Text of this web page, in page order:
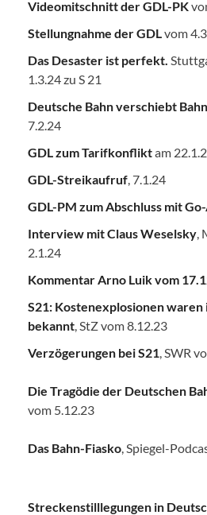
Videomitschnitt der GDL-PK
Stellungnahme der GDL vom
Das Desaster ist perfekt.
1.3.24 zu S 21
Deutsche Bahn verschiebt
7.2.24
GDL zum Tarifkonfliktam
GDL-Streikaufruf , 7.1.24
GDL-PM zum Abschluss mit
Interview mit Claus Weselsky
2.1.24
Kommentar Arno Luik vom
S21: Kostenexplosionen
bekannt , StZ vom 8.12.23
Verzögerungen bei S21 , SWR
Die Tragödie der Deutschen
vom 5.12.23
Das Bahn-Fiasko , Spiegel-
Streckenstilllegungen in